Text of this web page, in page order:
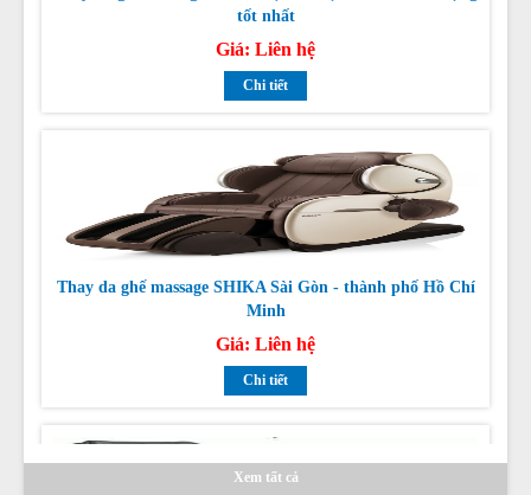
Giá:Liên hệ
Chi tiết
Thay da ghế massage SHIKA Sài Gòn - thành phố Hồ Chí
Minh
Giá:Liên hệ
Chi tiết
Xem tất cả